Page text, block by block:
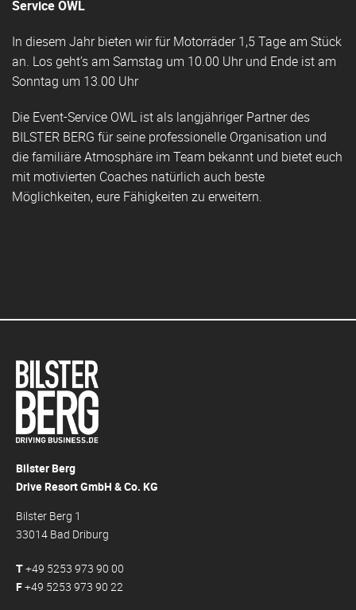
Service OWL
In diesem Jahr bieten wir für Motorräder 1,5 Tage am Stück
an. Los geht’s am Samstag um 10.00 Uhr und Ende ist am
Sonntag um 13.00 Uhr
Die Event-Service OWL ist als langjähriger Partner des
BILSTER BERG für seine professionelle Organisation und
die familiäre Atmosphäre im Team bekannt und bietet euch
mit motivierten Coaches natürlich auch beste
Möglichkeiten, eure Fähigkeiten zu erweitern.
Bilster Berg
Drive Resort GmbH & Co. KG
Bilster Berg 1
33014 Bad Driburg
T+49 5253 973 90 00
F+49 5253 973 90 22